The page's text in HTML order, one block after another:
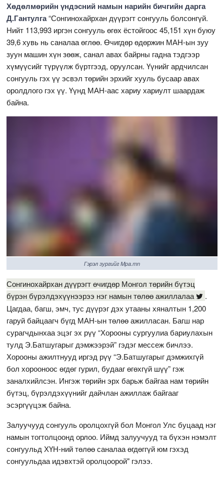
Хөдөлмөрийн үндэсний намын нарийн бичгийн дарга
Д.Гантулга“Сонгинохайрхан дүүрэгт сонгууль болсонгүй.
Нийт 113,993 иргэн сонгууль өгөх ёстойгоос 45,151 хүн буюу
39,6 хувь нь саналаа өглөө. Өчигдөр өдөржин МАН-ын зуу
зуун машин хүн зөөж, санал авах байрны гадна тэдгээр
хүмүүсийг түрүүлж бүртгээд, оруулсан. Үүнийг ардчилсан
сонгууль гэх үү эсвэл төрийн эрхийг хууль бусаар авах
оролдлого гэх үү. Үүнд МАН-аас хариу хариулт шаардаж
байна.
Гэрэл зургийг Mpa.mn
Сонгинохайрхан дүүрэгт өчигдөр Монгол төрийн бүтэц
бүрэн бүрэлдэхүүнээрээ нэг намын төлөө ажиллалаа
.
Цагдаа, багш, эмч, тус дүүрэг дэх утааны хяналтын 1,200
гаруй байцаагч бүгд МАН-ын төлөө ажилласан. Багш нар
сурагчдынхаа эцэг эх рүү “Хорооны сургуулиа бариулахын
тулд Э.Батшугарыг дэмжээрэй” гэдэг мессеж бичлээ.
Хорооны ажилтнууд иргэд рүү “Э.Батшугарыг дэмжихгүй
бол хорооноос өгдөг гурил, будааг өгөхгүй шүү” гэж
заналхийлсэн. Ингэж төрийн эрх барьж байгаа нам төрийн
бүтэц, бүрэлдэхүүнийг дайчлан ажиллаж байгааг
эсэргүүцэж байна.
Залуучууд сонгууль оролцохгүй бол Монгол Улс буцаад нэг
намын тогтолцоонд орлоо. Иймд залуучууд та бүхэн нэмэлт
сонгуульд ХҮН-ний төлөө саналаа өгдөггүй юм гэхэд
сонгуульдаа идэвхтэй оролцоорой" гэлээ.